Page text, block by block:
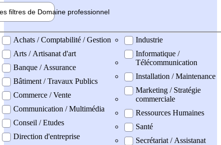
filtres de Domaine professionnel
professionel
Achats / Comptabilité / Gestion
Arts / Artisanat d'art
Banque / Assurance
Bâtiment / Travaux Publics
Commerce / Vente
Communication / Multimédia
Conseil / Etudes
Direction d'entreprise
Industrie
Informatique /
Télécommunication
Installation / Maintenance
Marketing / Stratégie
commerciale
Ressources Humaines
Santé
Secrétariat / Assistanat